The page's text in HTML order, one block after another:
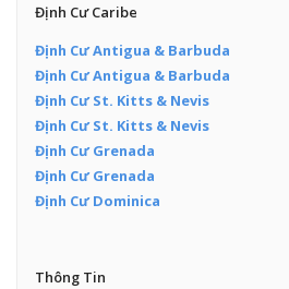
Định Cư Caribe
Định Cư Antigua & Barbuda
Định Cư Antigua & Barbuda
Định Cư St. Kitts & Nevis
Định Cư St. Kitts & Nevis
Định Cư Grenada
Định Cư Grenada
Định Cư Dominica
Thông Tin